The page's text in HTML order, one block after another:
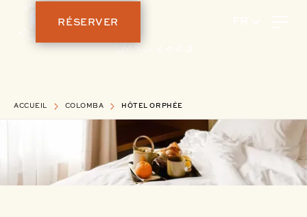
RÉSERVER
Services
ACCUEIL COLOMBA HÔTEL ORPHÉE